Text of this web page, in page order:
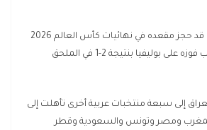
وكان المنتخب العراقي قد حجز مقعده في نهائيات كأس العالم 2026
بعد غياب 40 عاماً، عقب فوزه على بوليفيا بنتيجة 2-1 في الملحق
إلى سبعة منتخبات عربية أخرى تأهلت إلى
ومصر وتونس والسعودية وقطر